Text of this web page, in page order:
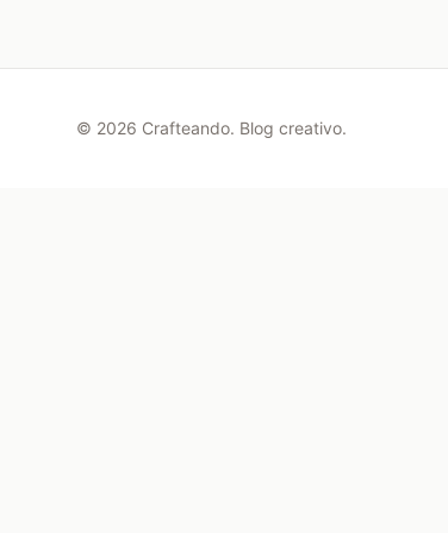
© 2026 Crafteando. Blog creativo.